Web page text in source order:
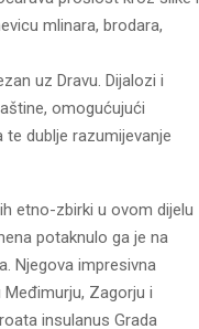
mlinara, brodara,
uz Dravu. Dijalozi i
omogućujući
dublje razumijevanje
etno-zbirki u ovom dijelu
potaknulo ga je na
Njegova impresivna
Zagorju i
insulanus Grada